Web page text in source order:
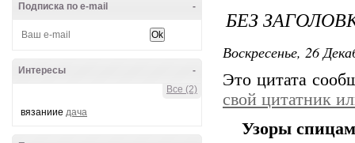
-
Подписка по e-mail
-
Интересы
Все (2)
вязаниие дача
БЕЗ
Воскресенье, 26
Это цитата
свой цитатник
Узоры